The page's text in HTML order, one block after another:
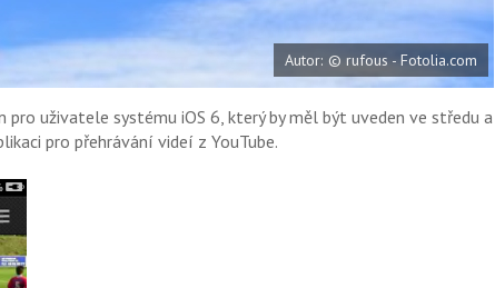
Autor: © rufous - Fotolia.com
pro uživatele systému iOS 6, který by měl být uveden ve středu a
pro přehrávání videí z YouTube.